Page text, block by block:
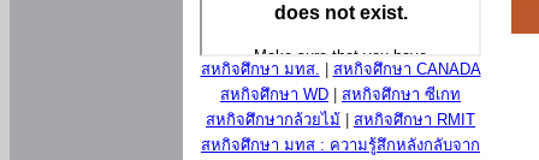
สหกิจศึกษา มทส.
สหกิจศึกษา CANADA
สหกิจศึกษา WD
สหกิจศึกษา ซีเกท
สหกิจศึกษากล้วยไม้
สหกิจศึกษา RMIT
สหกิจศึกษา มทส : ความรู้สึกหลังกลับจาก